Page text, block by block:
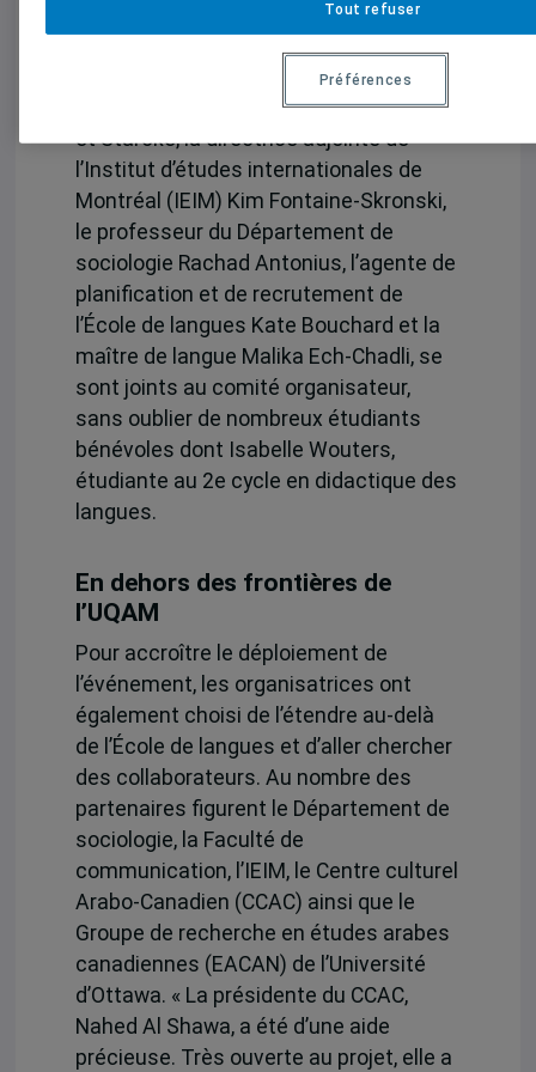
En plus de Mesdames Chamsine, Sekhri
et Starcke, la directrice adjointe de
l’Institut d’études internationales de
Montréal (IEIM) Kim Fontaine-Skronski,
le professeur du Département de
sociologie Rachad Antonius, l’agente de
planification et de recrutement de
l’École de langues Kate Bouchard et la
maître de langue Malika Ech-Chadli, se
sont joints au comité organisateur,
sans oublier de nombreux étudiants
bénévoles dont Isabelle Wouters,
étudiante au 2e cycle en didactique des
langues.
En dehors des frontières de
l’UQAM
Pour accroître le déploiement de
l’événement, les organisatrices ont
également choisi de l’étendre au-delà
de l’École de langues et d’aller chercher
des collaborateurs. Au nombre des
partenaires figurent le Département de
sociologie, la Faculté de
communication, l’IEIM, le Centre culturel
Arabo-Canadien (CCAC) ainsi que le
Groupe de recherche en études arabes
canadiennes (EACAN) de l’Université
d’Ottawa. « La présidente du CCAC,
Nahed Al Shawa, a été d’une aide
précieuse. Très ouverte au projet, elle a
Tout refuser
Préférences